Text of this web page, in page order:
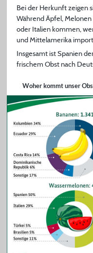
Bei der Herkunft zeigen
Während Äpfel,
oder Italien kommen,
und Mittelamerika
Insgesamt ist Spanien
frischem Obst nach
Woher kommt unser